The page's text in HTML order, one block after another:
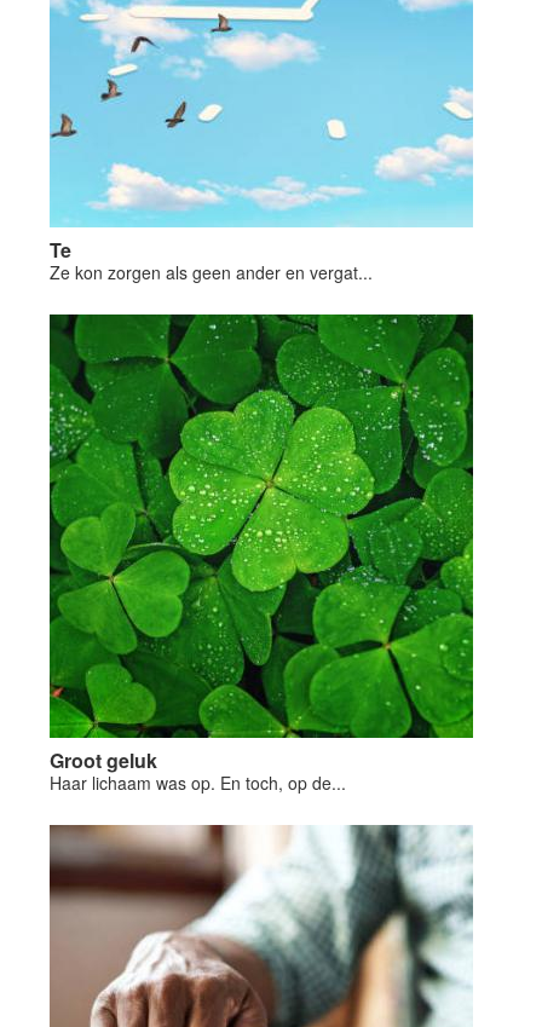
Te
Ze kon zorgen als geen ander en vergat...
Groot geluk
Haar lichaam was op. En toch, op de...